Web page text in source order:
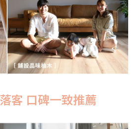
客 口碑一致推薦